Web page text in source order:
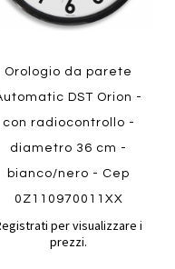
Orologio da parete
DST Orion -
con radiocontrollo -
diametro 36 cm -
bianco/nero - Cep
0Z110970011XX
per visualizzare i
prezzi.